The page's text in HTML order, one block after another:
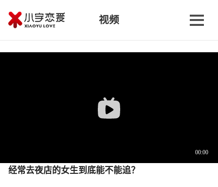
视频
经常去夜店的女生到底能不能追？